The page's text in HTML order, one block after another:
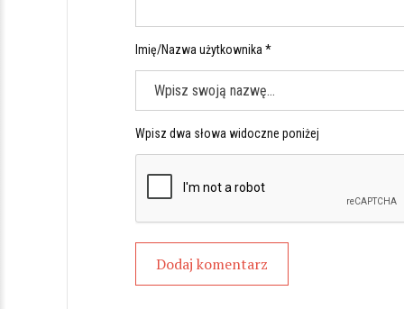
Imię/Nazwa użytkownika *
Wpisz dwa słowa widoczne poniżej